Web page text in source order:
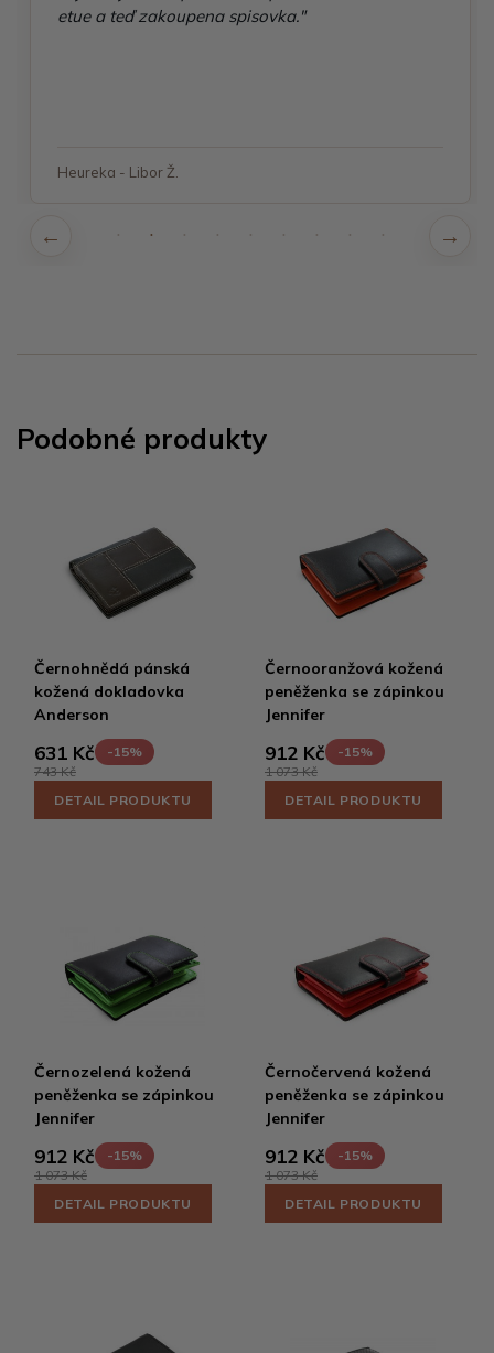
etue a teď zakoupena spisovka."
Heureka - Libor Ž.
Podobné produkty
Černohnědá pánská
kožená dokladovka
Anderson
631 Kč
-15%
743 Kč
DETAIL PRODUKTU
Černooranžová kožená
peněženka se zápinkou
Jennifer
912 Kč
-15%
1 073 Kč
DETAIL PRODUKTU
Černozelená kožená
peněženka se zápinkou
Jennifer
912 Kč
-15%
1 073 Kč
DETAIL PRODUKTU
Černočervená kožená
peněženka se zápinkou
Jennifer
912 Kč
-15%
1 073 Kč
DETAIL PRODUKTU